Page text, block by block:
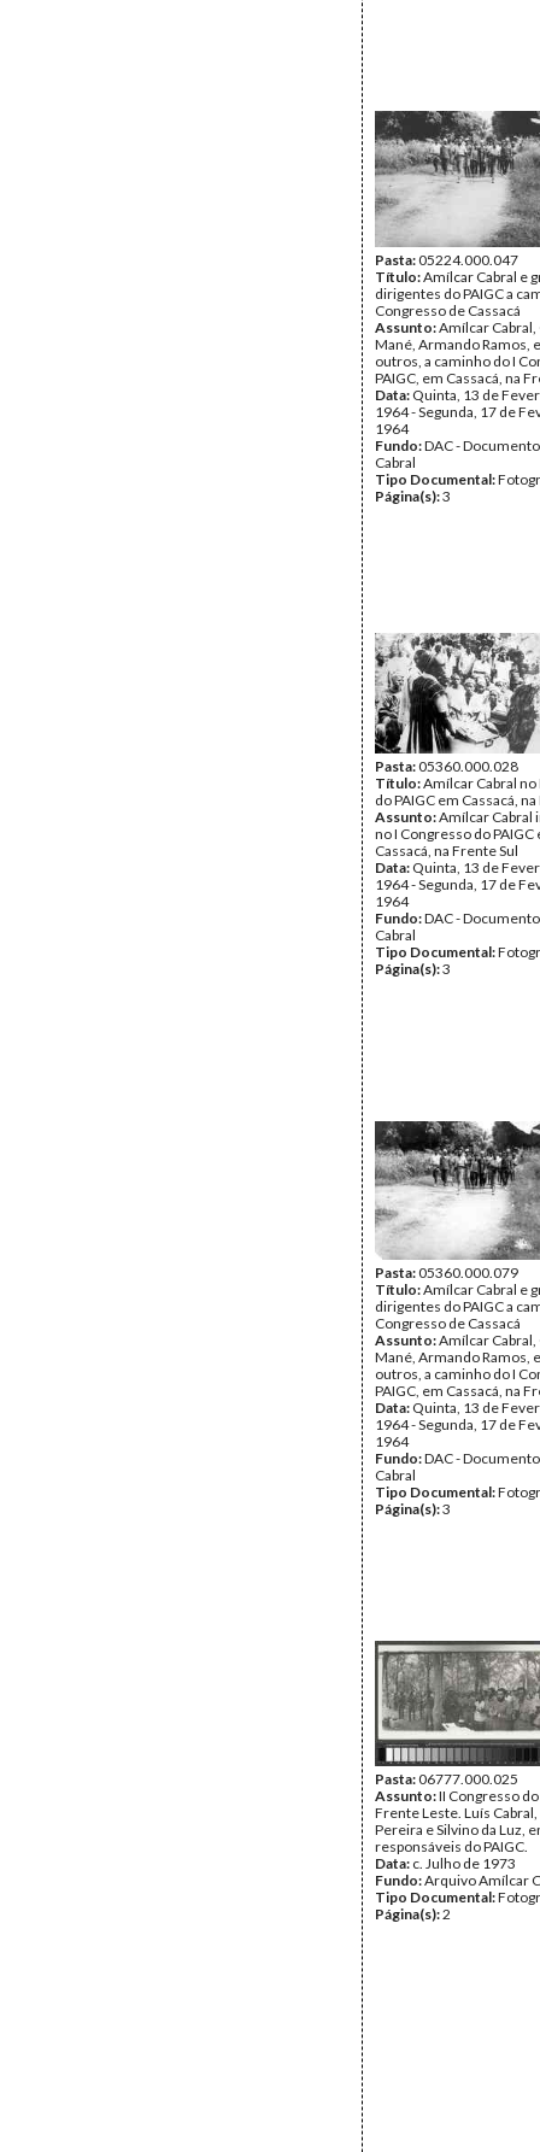
Pasta:05224.000.047
Título:Amílcar Cabral e
dirigentes do PAIGC a
Congresso de Cassacá
Assunto:Amílcar
Mané, Armando Ramos,
outros, a caminho do I
PAIGC, em Cassacá, na
Data: Quinta, 13 de
1964 - Segunda, 17 de
1964
Fundo:DAC -
Cabral
Tipo Documental:
Página(s):3
Pasta:05360.000.028
Título:Amílcar Cabral
do PAIGC em Cassacá,
Assunto:Amílcar Cabral
no I Congresso do PAIGC
Cassacá, na Frente Sul
Data: Quinta, 13 de
1964 - Segunda, 17 de
1964
Fundo:DAC -
Cabral
Tipo Documental:
Página(s):3
Pasta:05360.000.079
Título:Amílcar Cabral e
dirigentes do PAIGC a
Congresso de Cassacá
Assunto:Amílcar
Mané, Armando Ramos,
outros, a caminho do I
PAIGC, em Cassacá, na
Data: Quinta, 13 de
1964 - Segunda, 17 de
1964
Fundo:DAC -
Cabral
Tipo Documental:
Página(s):3
Pasta:06777.000.025
Assunto:II Congresso do
Frente Leste. Luís
Pereira e Silvino da Luz,
responsáveis do PAIGC.
Data: c. Julho de 1973
Fundo:Arquivo Amílcar
Tipo Documental:
Página(s):2